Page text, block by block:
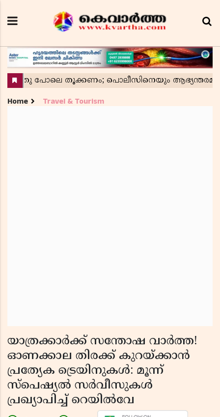
Home Travel & Tourism
യാത്രക്കാർക്ക് സന്തോഷ വാർത്ത!
ഓണക്കാല തിരക്ക് കുറയ്ക്കാൻ
പ്രത്യേക ട്രെയിനുകൾ: മൂന്ന്
സ്പെഷ്യൽ സർവീസുകൾ
പ്രഖ്യാപിച്ച് റെയിൽവേ